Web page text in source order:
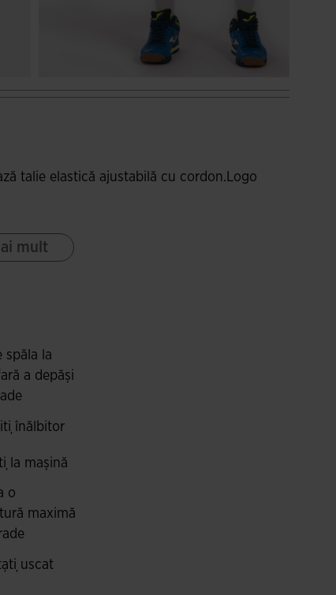
talie elastică ajustabilă cu cordon.Logo
mult
spăla la
a depăși
înălbitor
la mașină
o
maximă
uscat